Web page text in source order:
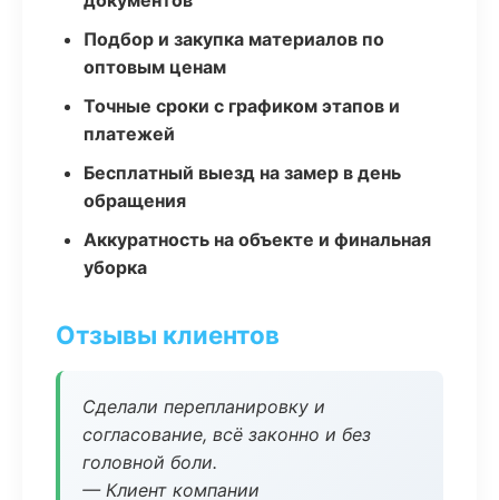
Подбор и закупка материалов по
оптовым ценам
Точные сроки с графиком этапов и
платежей
Бесплатный выезд на замер в день
обращения
Аккуратность на объекте и финальная
уборка
Отзывы клиентов
Сделали перепланировку и
согласование, всё законно и без
головной боли.
— Клиент компании